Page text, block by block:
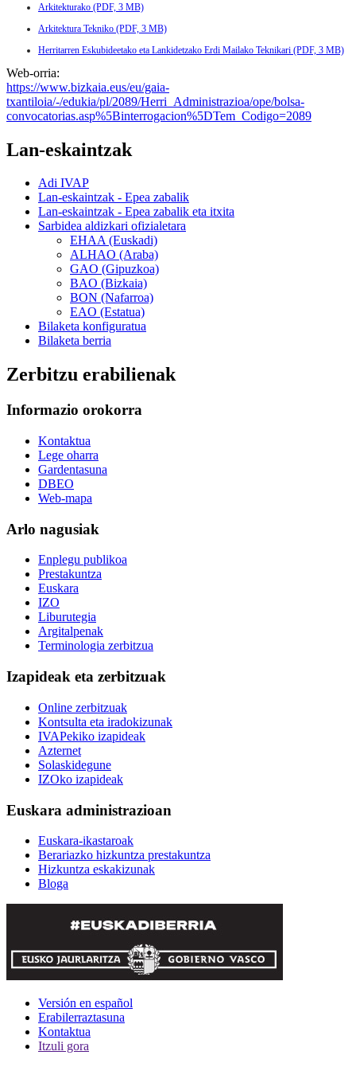
Arkitekturako (PDF, 3 MB)
Arkitektura Tekniko (PDF, 3 MB)
Herritarren Eskubideetako eta Lankidetzako Erdi Mailako Teknikari (PDF, 3 MB)
Web-orria:
https://www.bizkaia.eus/eu/gaia-
txantiloia/-/edukia/pl/2089/Herri_Administrazioa/ope/bolsa-
convocatorias.asp%5Binterrogacion%5DTem_Codigo=2089
Lan-eskaintzak
Adi IVAP
Lan-eskaintzak - Epea zabalik
Lan-eskaintzak - Epea zabalik eta itxita
Sarbidea aldizkari ofizialetara
EHAA (Euskadi)
ALHAO (Araba)
GAO (Gipuzkoa)
BAO (Bizkaia)
BON (Nafarroa)
EAO (Estatua)
Bilaketa konfiguratua
Bilaketa berria
Zerbitzu erabilienak
Informazio orokorra
Kontaktua
Lege oharra
Gardentasuna
DBEO
Web-mapa
Arlo nagusiak
Enplegu publikoa
Prestakuntza
Euskara
IZO
Liburutegia
Argitalpenak
Terminologia zerbitzua
Izapideak eta zerbitzuak
Online zerbitzuak
Kontsulta eta iradokizunak
IVAPekiko izapideak
Azternet
Solaskidegune
IZOko izapideak
Euskara administrazioan
Euskara-ikastaroak
Berariazko hizkuntza prestakuntza
Hizkuntza eskakizunak
Bloga
Versión en español
Erabilerraztasuna
Kontaktua
Itzuli gora